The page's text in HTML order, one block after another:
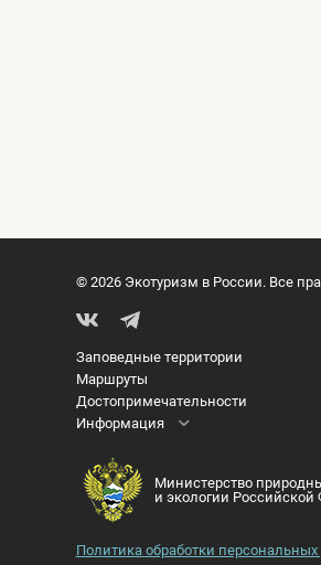
© 2026 Экотуризм в России. Все
Заповедные территории
Маршруты
Достопримечательности
Информация
Министерство
и экологии
Политика обработки